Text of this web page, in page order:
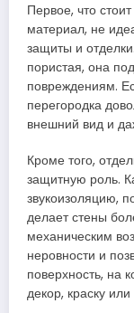
Первое, что
материал, не
защиты и
пористая, она
повреждениям.
перегородка
внешний вид и
Кроме того,
защитную роль.
звукоизоляцию,
делает стены
механическим
неровности и
поверхность, на
декор, краску